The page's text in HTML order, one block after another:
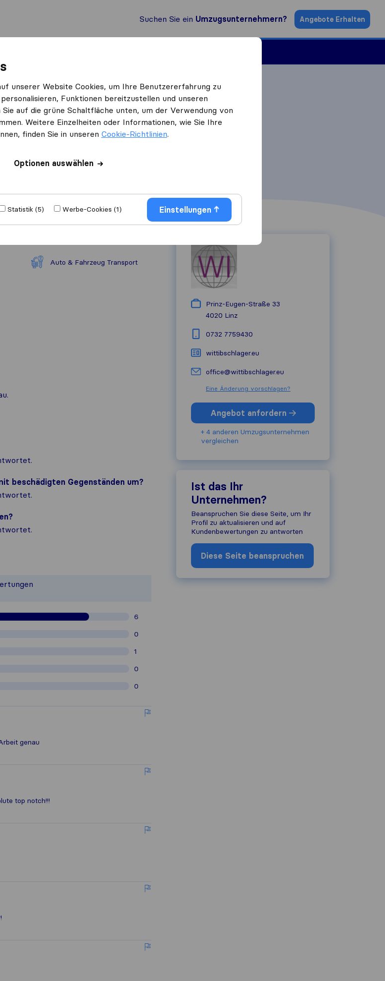
Suchen Sie ein Umzugsunternehmern? Angebote Erhalten
Auto & Fahrzeug Transport
beschädigten Gegenständen um?
Bild von der Qualität eines Umzugsunternehmens
die Veröffentlichungsstandards der anderen Plattformen
Kundenbewertungen von Nutzern von Sirelo unterliegen
6
0
1
0
0
genau
top notch!!!
Prinz-Eugen-Straße 33
4020 Linz
0732 7759430
wittibschlager.eu
office@wittibschlager.eu
Eine Änderung vorschlagen?
Angebot anfordern
+ 4 anderen Umzugs​unternehmen
vergleichen
Ist das Ihr
Unternehmen?
Beanspruchen Sie diese Seite, um Ihr
Profil zu aktualisieren und auf
Kundenbewertungen zu antworten
Diese Seite beanspruchen
unserer Website Cookies, um Ihre Benutzererfahrung zu
Funktionen bereitzustellen und unseren
auf die grüne Schaltfläche unten, um der Verwendung von
Weitere Einzelheiten oder Informationen, wie Sie Ihre
finden Sie in unseren Cookie-Richtlinien.
Optionen auswählen
Statistik (5) Werbe-Cookies (1) Einstellungen